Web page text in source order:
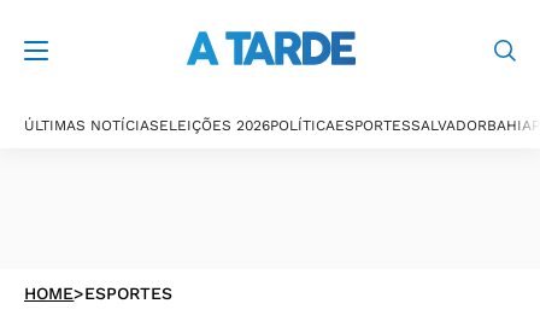
ÚLTIMAS NOTÍCIASELEIÇÕES 2026POLÍTICAESPORTESSALVADORBAHIA
HOME>ESPORTES